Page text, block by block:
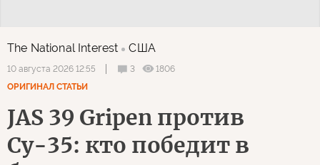
The National Interest США
10 августа 2026 12:55 3
1806
ОРИГИНАЛ СТАТЬИ
JAS 39 Gripen против
Су-35: кто победит в